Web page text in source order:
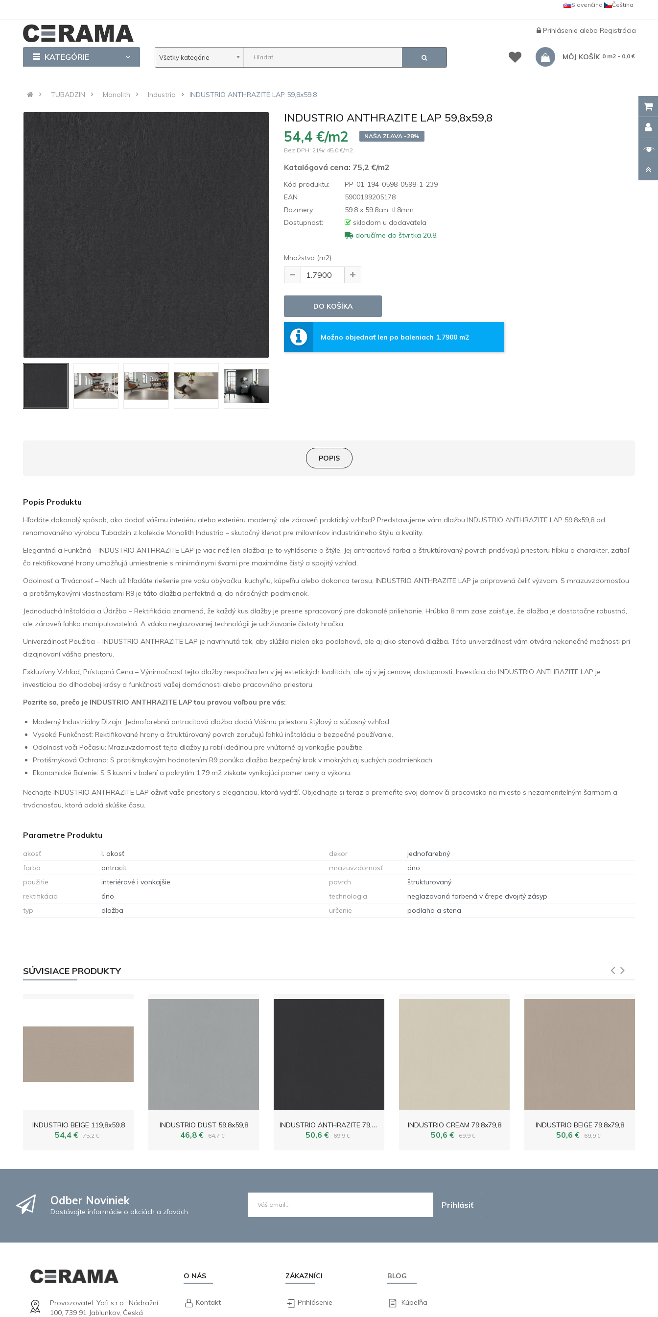
Čeština
Slovenčina
Prihlásenie alebo Registrácia
KATEGÓRIE Všetky kategórie MÔJ KOŠÍK 0 m2 - 0,0 €
TUBADZIN Monolith Industrio INDUSTRIO ANTHRAZITE LAP 59,8x59,8
INDUSTRIO ANTHRAZITE LAP 59,8x59,8
54,4 €/m2
NAŠA ZĽAVA -28%
Bez DPH: 21%: 45,0 €/m2
Katalógová cena: 75,2 €/m2
Kód produktu:
PP-01-194-0598-0598-1-239
EAN
5900199205178
Rozmery
59.8 x 59.8cm, tl:8mm
Dostupnosť:
skladom u dodavaťela
doručíme do štvrtka 20.8.
Množstvo (m2)
Možno objednať len po baleniach 1.7900 m2
POPIS
Popis Produktu
Hľadáte dokonalý spôsob, ako dodať vášmu interiéru alebo exteriéru moderný, ale zároveň praktický vzhľad? Predstavujeme vám dlažbu INDUSTRIO ANTHRAZITE LAP 59,8x59,8 od
renomovaného výrobcu Tubadzin z kolekcie Monolith Industrio – skutočný klenot pre milovníkov industriálneho štýlu a kvality.
Elegantná a Funkčná – INDUSTRIO ANTHRAZITE LAP je viac než len dlažba; je to vyhlásenie o štýle. Jej antracitová farba a štruktúrovaný povrch pridávajú priestoru hĺbku a charakter, zatiaľ
čo rektifikované hrany umožňujú umiestnenie s minimálnymi švami pre maximálne čistý a spojitý vzhľad.
Odolnosť a Trvácnosť – Nech už hľadáte riešenie pre vašu obývačku, kuchyňu, kúpeľňu alebo dokonca terasu, INDUSTRIO ANTHRAZITE LAP je pripravená čeliť výzvam. S mrazuvzdornosťou
a protišmykovými vlastnosťami R9 je táto dlažba perfektná aj do náročných podmienok.
Jednoduchá Inštalácia a Údržba – Rektifikácia znamená, že každý kus dlažby je presne spracovaný pre dokonalé priliehanie. Hrúbka 8 mm zase zaisťuje, že dlažba je dostatočne robustná,
ale zároveň ľahko manipulovateľná. A vďaka neglazovanej technológii je udržiavanie čistoty hračka.
Univerzálnosť Použitia – INDUSTRIO ANTHRAZITE LAP je navrhnutá tak, aby slúžila nielen ako podlahová, ale aj ako stenová dlažba. Táto univerzálnosť vám otvára nekonečné možnosti pri
dizajnovaní vášho priestoru.
Exkluzívny Vzhľad, Prístupná Cena – Výnimočnosť tejto dlažby nespočíva len v jej estetických kvalitách, ale aj v jej cenovej dostupnosti. Investícia do INDUSTRIO ANTHRAZITE LAP je
investíciou do dlhodobej krásy a funkčnosti vašej domácnosti alebo pracovného priestoru.
Pozrite sa, prečo je INDUSTRIO ANTHRAZITE LAP tou pravou voľbou pre vás:
Moderný Industriálny Dizajn: Jednofarebná antracitová dlažba dodá Vášmu priestoru štýlový a súčasný vzhľad.
Vysoká Funkčnosť: Rektifikované hrany a štruktúrovaný povrch zaručujú ľahkú inštaláciu a bezpečné používanie.
Odolnosť voči Počasiu: Mrazuvzdornosť tejto dlažby ju robí ideálnou pre vnútorné aj vonkajšie použitie.
Protišmyková Ochrana: S protišmykovým hodnotením R9 ponúka dlažba bezpečný krok v mokrých aj suchých podmienkach.
Ekonomické Balenie: S 5 kusmi v balení a pokrytím 1.79 m2 získate vynikajúci pomer ceny a výkonu.
Nechajte INDUSTRIO ANTHRAZITE LAP oživiť vaše priestory s eleganciou, ktorá vydrží. Objednajte si teraz a premeňte svoj domov či pracovisko na miesto s nezameniteľným šarmom a
trvácnosťou, ktorá odolá skúške času.
Parametre Produktu
akosť I. akosť dekor
jednofarebný
farba
antracit mrazuvzdornosť
áno
použitie
interiérové i vonkajšie povrch
štrukturovaný
rektifikácia
áno technologia
neglazovaná farbená v črepe dvojitý zásyp
typ
dlažba určenie podlaha a stena
SÚVISIACE PRODUKTY
INDUSTRIO BEIGE 119,8x59,8
54,4 € 75,2 €
INDUSTRIO DUST 59,8x59,8
46,8 € 64,7 €
I
NDUSTRIO ANTHRAZITE 79,8x79,8
50,6 € 69,9 €
INDUSTRIO CREAM 79,8x79,8
50,6 € 69,9 €
INDUSTRIO BEIGE 79,8x79,8
50,6 € 69,9 €
Odber Noviniek
Dostávajte informácie o akciách a zľavách.
Prihlásiť
Provozovatel: Yofi s.r.o., Nádražní
100, 739 91 Jablunkov, Česká
O NÁS
Kontakt
ZÁKAZNÍCI
Prihlásenie
BLOG
Kúpeľňa